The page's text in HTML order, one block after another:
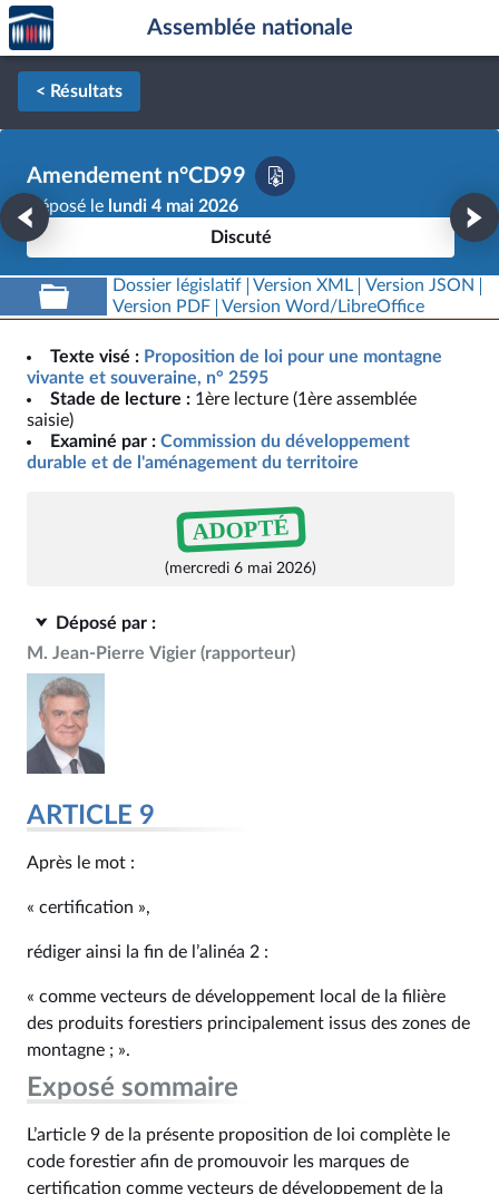
Aller au contenu
Aller en bas de la page
Accèder
à la
page
d'accueil
Assemblée nationale
< Résultats
Amendement n°CD99
Déposé le lundi 4 mai 2026
Discuté
Dossier législatif Version XML
Version JSON
Version PDF
Version Word/LibreOffice
Texte visé : Proposition de loi pour une montagne
vivante et souveraine, n° 2595
Stade de lecture : 1ère lecture (1ère assemblée
saisie)
Examiné par : Commission du développement
durable et de l'aménagement du territoire
ADOPTÉ
(mercredi 6 mai 2026)
Déposé par :
M. Jean-Pierre Vigier (rapporteur)
ARTICLE 9
Après le mot :
« certification »,
rédiger ainsi la fin de l’alinéa 2 :
« comme vecteurs de développement local de la filière
des produits forestiers principalement issus des zones de
montagne ; ».
Exposé sommaire
L’article 9 de la présente proposition de loi complète le
code forestier afin de promouvoir les marques de
certification comme vecteurs de développement de la